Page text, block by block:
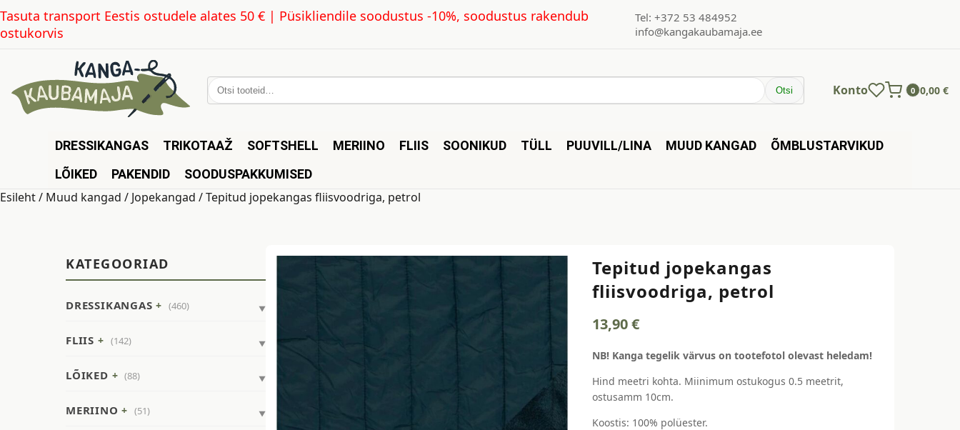
Tasuta transport Eestis ostudele alates 50 € | Püsikliendile soodustus -10%, soodustus rakendub
ostukorvis
Tel: +372 53 484952
info@kangakaubamaja.ee
Otsi: Otsi Konto 0 0,00 €
DRESSIKANGAS TRIKOTAAŽ SOFTSHELL MERIINO FLIIS SOONIKUD TÜLL PUUVILL/LINA MUUD KANGAD
ÕMBLUSTARVIKUD
LÕIKED
PAKENDID SOODUSPAKKUMISED
Esileht/ Muud kangad / Jopekangad / Tepitud jopekangas fliisvoodriga, petrol
KATEGOORIAD
DRESSIKANGAS (460)
FLIIS (142)
LÕIKED (88)
MERIINO (51)
Tepitud jopekangas
fliisvoodriga, petrol
13,90€
NB! Kanga tegelik värvus on tootefotol olevast heledam!
Hind meetri kohta. Miinimum ostukogus 0.5 meetrit,
ostusamm 10cm.
Koostis: 100% polüester.